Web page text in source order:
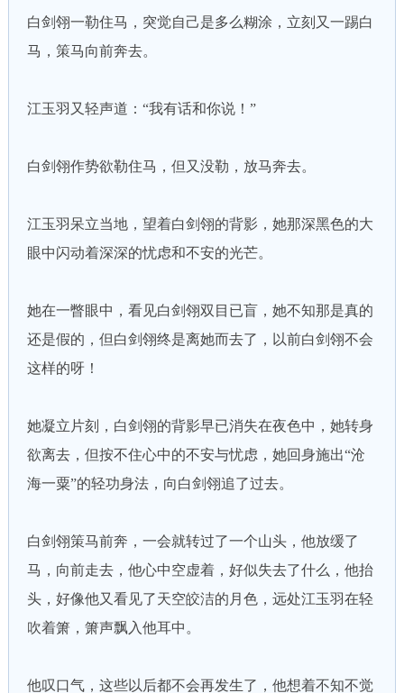
白剑翎一勒住马，突觉自己是多么糊涂，立刻又一踢白
马，策马向前奔去。
江玉羽又轻声道：“我有话和你说！”
白剑翎作势欲勒住马，但又没勒，放马奔去。
江玉羽呆立当地，望着白剑翎的背影，她那深黑色的大
眼中闪动着深深的忧虑和不安的光芒。
她在一瞥眼中，看见白剑翎双目已盲，她不知那是真的
还是假的，但白剑翎终是离她而去了，以前白剑翎不会
这样的呀！
她凝立片刻，白剑翎的背影早已消失在夜色中，她转身
欲离去，但按不住心中的不安与忧虑，她回身施出“沧
海一粟”的轻功身法，向白剑翎追了过去。
白剑翎策马前奔，一会就转过了一个山头，他放缓了
马，向前走去，他心中空虚着，好似失去了什么，他抬
头，好像他又看见了天空皎洁的月色，远处江玉羽在轻
吹着箫，箫声飘入他耳中。
他叹口气，这些以后都不会再发生了，他想着不知不觉